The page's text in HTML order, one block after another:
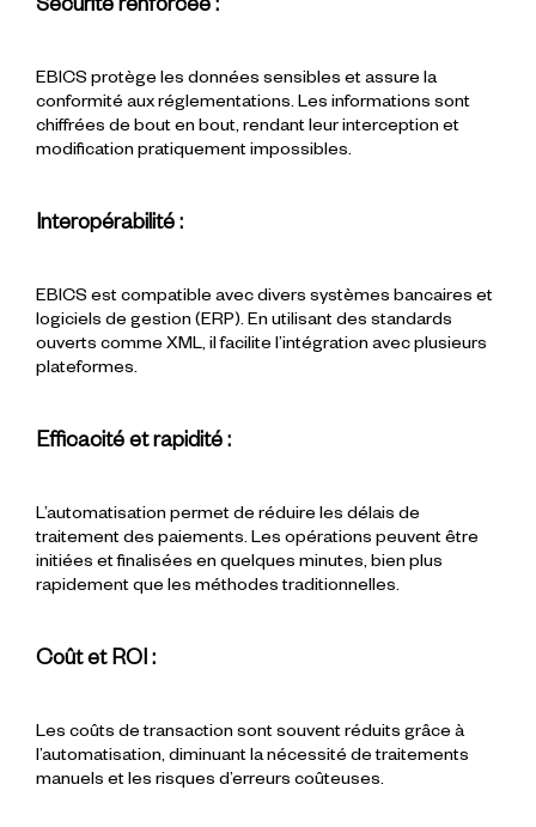
Sécurité renforcée :
EBICS protège les données sensibles et assure la
conformité aux réglementations. Les informations sont
chiffrées de bout en bout, rendant leur interception et
modification pratiquement impossibles.
Interopérabilité :
EBICS est compatible avec divers systèmes bancaires et
logiciels de gestion (ERP). En utilisant des standards
ouverts comme XML, il facilite l’intégration avec plusieurs
plateformes.
Efficacité et rapidité :
L’automatisation permet de réduire les délais de
traitement des paiements. Les opérations peuvent être
initiées et finalisées en quelques minutes, bien plus
rapidement que les méthodes traditionnelles.
Coût et ROI :
Les coûts de transaction sont souvent réduits grâce à
l’automatisation, diminuant la nécessité de traitements
manuels et les risques d’erreurs coûteuses.